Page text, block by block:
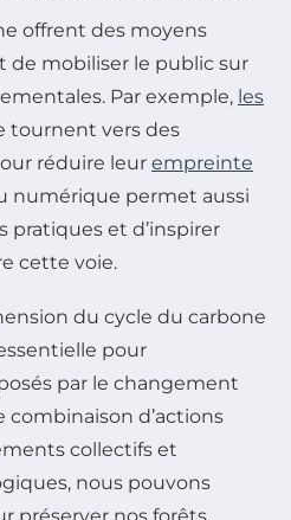
offrent des moyens
de mobiliser le public sur
Par exemple, les
tournent vers des
réduire leur empreinte
numérique permet aussi
pratiques et d’inspirer
cette voie.
du cycle du carbone
pour
par le changement
combinaison d’actions
collectifs et
nous pouvons